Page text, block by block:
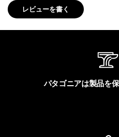
レビューを書く
パタゴニアは製品を